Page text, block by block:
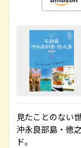
見たことのない
沖永良部島・徳
ド。